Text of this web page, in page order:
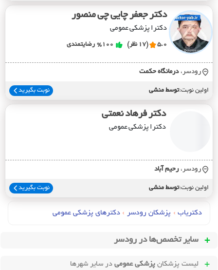
دکتر جعفر چایی چی منصور
دکترا پزشکی عمومی
5.0 (17 نظر) %100 رضایتمندی
رودسر، درمانگاه حکمت
اولین نوبت:توسط منشی نوبت بگیرید
دکتر فرهاد نعمتی
دکترا پزشکی عمومی
رودسر، رحيم آباد
اولین نوبت:توسط منشی نوبت بگیرید
دکتریاب › پزشکان رودسر › دکترهای پزشکي عمومي
سایر تخصص‌ها در رودسر
لیست پزشکان پزشکی عمومی در سایر شهرها